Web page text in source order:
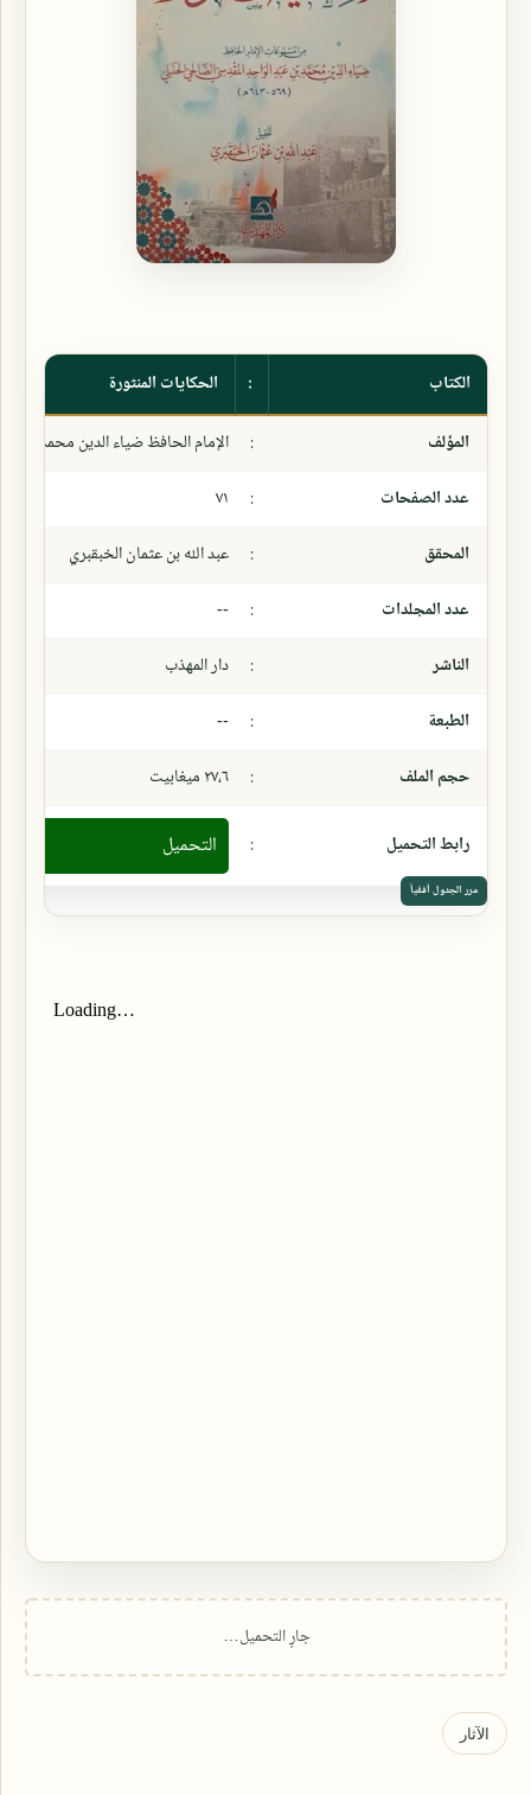
الكتاب :
الحكايات المنثورة
المؤلف
:
الإمام الحافظ ضياء الدين محمد بن
عدد الصفحات
:
٧١
المحقق
:
عبد الله بن عثمان الخبقبري
عدد المجلدات
:
--
الناشر
:
دار المهذب
الطبعة
:
--
حجم الملف
: ٢٧،٦ ميغابيت
رابط التحميل : التحميل